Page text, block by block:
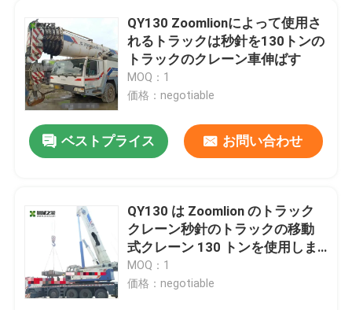
QY130 Zoomlionによって使用さ
れるトラックは秒針を130トンの
トラックのクレーン車伸ばす
MOQ：1
価格：negotiable
ベストプライス お問い合わせ
QY130 は Zoomlion のトラック
クレーン秒針のトラックの移動
式クレーン 130 トンを使用しま
した
MOQ：1
価格：negotiable